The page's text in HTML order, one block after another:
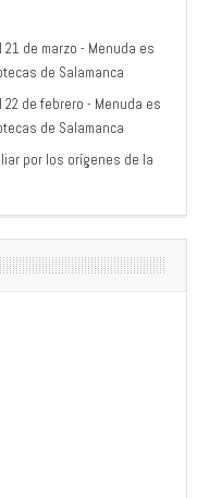
de marzo - Menuda es
de Salamanca
de febrero - Menuda es
de Salamanca
por los orígenes de la